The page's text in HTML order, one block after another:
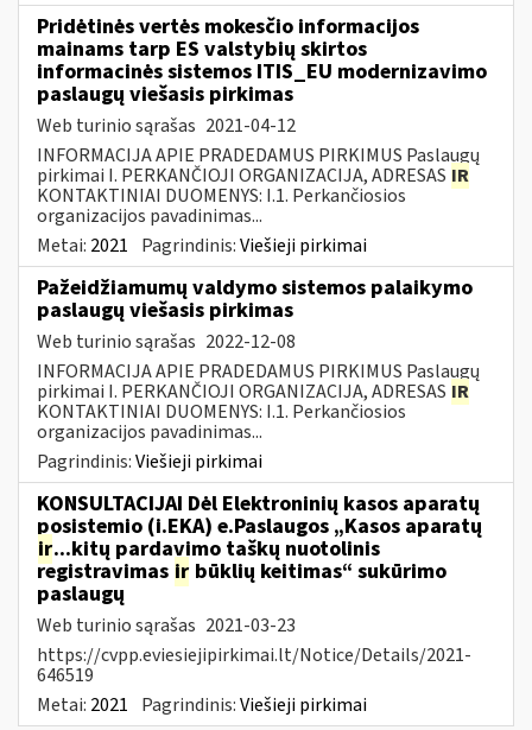
Pridėtinės vertės mokesčio informacijos
mainams tarp ES valstybių skirtos
informacinės sistemos ITIS_EU modernizavimo
paslaugų viešasis pirkimas
Web turinio sąrašas 2021-04-12
INFORMACIJA APIE PRADEDAMUS PIRKIMUS Paslaugų
pirkimai I. PERKANČIOJI ORGANIZACIJA, ADRESAS IR
KONTAKTINIAI DUOMENYS: I.1. Perkančiosios
organizacijos pavadinimas...
Metai: 2021 Pagrindinis:Viešieji pirkimai
Pažeidžiamumų valdymo sistemos palaikymo
paslaugų viešasis pirkimas
Web turinio sąrašas 2022-12-08
INFORMACIJA APIE PRADEDAMUS PIRKIMUS Paslaugų
pirkimai I. PERKANČIOJI ORGANIZACIJA, ADRESAS IR
KONTAKTINIAI DUOMENYS: I.1. Perkančiosios
organizacijos pavadinimas...
Pagrindinis:Viešieji pirkimai
KONSULTACIJAI Dėl Elektroninių kasos aparatų
posistemio (i.EKA) e.Paslaugos „Kasos aparatų
ir...kitų pardavimo taškų nuotolinis
registravimas ir būklių keitimas“ sukūrimo
paslaugų
Web turinio sąrašas 2021-03-23
https://cvpp.eviesiejipirkimai.lt/Notice/Details/2021-
646519
Metai: 2021 Pagrindinis:Viešieji pirkimai